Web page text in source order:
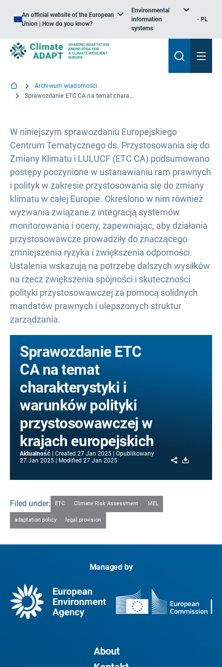
An official website of the European
Union | How do you know?
Environmental
information
systems
PL
Archiwum wiadomości
Sprawozdanie ETC CA na temat charakterystyki i warunków polityki przystosowawczej w krajach europejskich
W niniejszym sprawozdaniu Europejskiego
Centrum Tematycznego ds. Przystosowania się do
Zmiany Klimatu i LULUCF (ETC CA) podsumowano
postępy poczynione w ustanawianiu ram prawnych
i polityk w zakresie przystosowania się do zmiany
klimatu w całej Europie. Określono w nim również
wyzwania związane z integracją systemów
monitorowania i oceny, zapewniając, aby działania
przystosowawcze prowadziły do znaczącego
zmniejszenia ryzyka i zwiększenia odporności.
Ustalenia wskazują na potrzebę dalszych wysiłków
na rzecz zwiększenia spójności i skuteczności
polityki przystosowawczej za pomocą solidnych
mandatów prawnych i ulepszonych struktur
zarządzania.
Sprawozdanie ETC
CA na temat
charakterystyki i
warunków polityki
przystosowawczej w
krajach europejskich
Aktualność Created 27 Jan 2025
Opublikowany
27 Jan 2025
Modified 27 Jan 2025 Share
Filed under: ETC Climate Risk Assessment MEL
adaptation policy legal provision
Managed by
About